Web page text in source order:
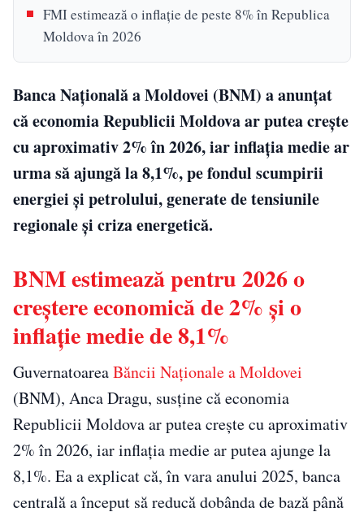
FMI estimează o inflație de peste 8% în Republica
Moldova în 2026
Banca Națională a Moldovei (BNM) a anunțat
că economia Republicii Moldova ar putea crește
cu aproximativ 2% în 2026, iar inflația medie ar
urma să ajungă la 8,1%, pe fondul scumpirii
energiei și petrolului, generate de tensiunile
regionale și criza energetică.
BNM estimează pentru 2026 o
creștere economică de 2% și o
inflație medie de 8,1%
GuvernatoareaBăncii Naționale a Moldovei
(BNM), Anca Dragu, susține că economia
Republicii Moldova ar putea crește cu aproximativ
2% în 2026, iar inflația medie ar putea ajunge la
8,1%. Ea a explicat că, în vara anului 2025, banca
centrală a început să reducă dobânda de bază până